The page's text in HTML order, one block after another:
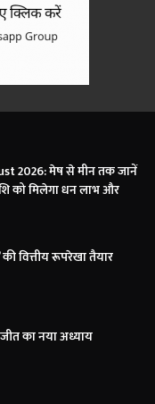
2026: मेष से मीन तक जानें
को मिलेगा धन लाभ और
वित्तीय रूपरेखा तैयार
का नया अध्याय